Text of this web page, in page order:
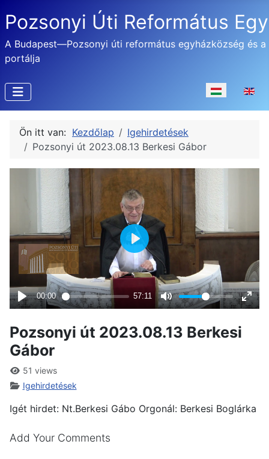
Pozsonyi Úti Református
A Budapest—Pozsonyi úti református egyházközség és a
portálja
Válasszon
Ön itt van: Kezdőlap
Igehirdetések
Pozsonyi út 2023.08.13 Berkesi Gábor
Pozsonyi út 2023.08.13 Berkesi
Gábor
51 views
Igehirdetések
Igét hirdet: Nt.Berkesi Gábo Orgonál: Berkesi Boglárka
Add Your Comments